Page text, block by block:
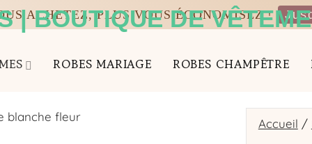
ACHETEZ, PLUS VOUS ÉCONOMISEZ !
ROBES MARIAGE ROBES CHAMPÊTRE
Accueil /